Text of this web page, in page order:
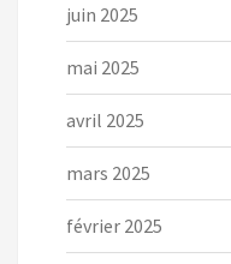
juin 2025
mai 2025
avril 2025
mars 2025
février 2025